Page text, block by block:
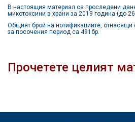
В настоящия материал са проследени
микотоксини в храни за 2019 година (до
Общият брой на нотификациите, отнасящи
за посочения период са 491бр.
Прочетете целият